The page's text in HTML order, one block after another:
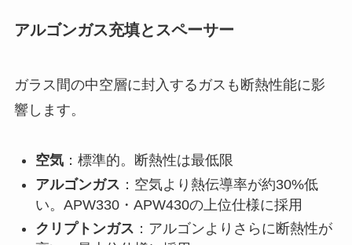
アルゴンガス充填とスペーサー
ガラス間の中空層に封入するガスも断熱性能に影
響します。
空気：標準的。断熱性は最低限
アルゴンガス ：空気より熱伝導率が約30%低
い。APW330・APW430の上位仕様に採用
クリプトンガス ：アルゴンよりさらに断熱性が